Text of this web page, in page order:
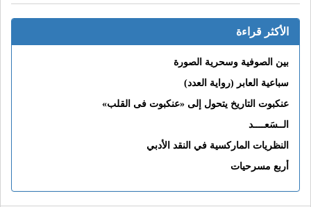
الأكثر قراءة
بين الصوفية وسحرية الصورة
سباعية العابر (رواية العدد)
عنكبوت التاريخ يتحول إلى «عنكبوت فى القلب»
الــسَعــــد
النظريات الماركسية في النقد الأدبي
أربع مسرحيات